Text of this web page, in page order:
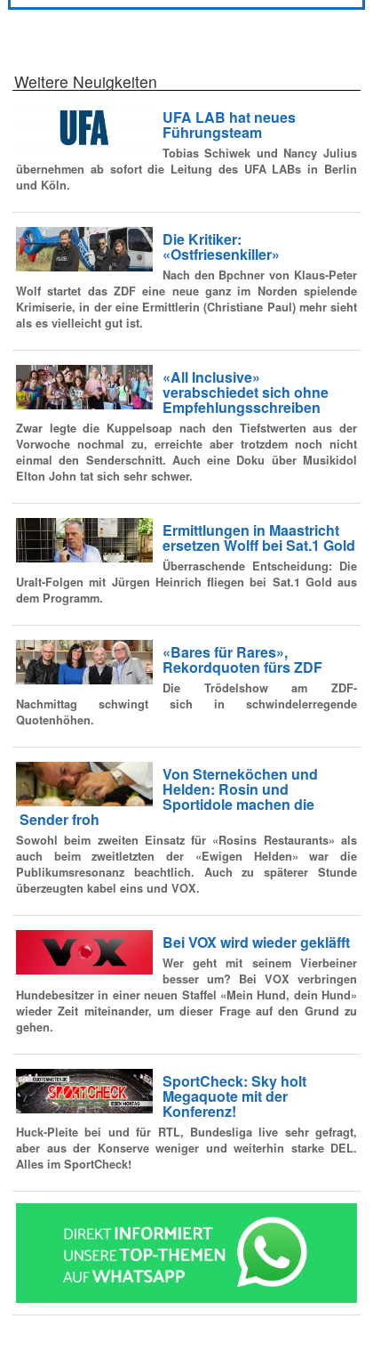
Weitere Neuigkeiten
UFA LAB hat neues
Führungsteam
Tobias Schiwek und Nancy Julius
übernehmen ab sofort die Leitung des UFA LABs in Berlin
und Köln.
Die Kritiker:
«Ostfriesenkiller»
Nach den Bpchner von Klaus-Peter
Wolf startet das ZDF eine neue ganz im Norden spielende
Krimiserie, in der eine Ermittlerin (Christiane Paul) mehr sieht
als es vielleicht gut ist.
«All Inclusive»
verabschiedet sich ohne
Empfehlungsschreiben
Zwar legte die Kuppelsoap nach den Tiefstwerten aus der
Vorwoche nochmal zu, erreichte aber trotzdem noch nicht
einmal den Senderschnitt. Auch eine Doku über Musikidol
Elton John tat sich sehr schwer.
Ermittlungen in Maastricht
ersetzen Wolff bei Sat.1 Gold
Überraschende Entscheidung: Die
Uralt-Folgen mit Jürgen Heinrich fliegen bei Sat.1 Gold aus
dem Programm.
«Bares für Rares»,
Rekordquoten fürs ZDF
Die Trödelshow am ZDF-
Nachmittag schwingt sich in schwindelerregende
Quotenhöhen.
Von Sterneköchen und
Helden: Rosin und
Sportidole machen die
Sender froh
Sowohl beim zweiten Einsatz für «Rosins Restaurants» als
auch beim zweitletzten der «Ewigen Helden» war die
Publikumsresonanz beachtlich. Auch zu späterer Stunde
überzeugten kabel eins und VOX.
Bei VOX wird wieder gekläfft
Wer geht mit seinem Vierbeiner
besser um? Bei VOX verbringen
Hundebesitzer in einer neuen Staffel «Mein Hund, dein Hund»
wieder Zeit miteinander, um dieser Frage auf den Grund zu
gehen.
SportCheck: Sky holt
Megaquote mit der
Konferenz!
Huck-Pleite bei und für RTL, Bundesliga live sehr gefragt,
aber aus der Konserve weniger und weiterhin starke DEL.
Alles im SportCheck!